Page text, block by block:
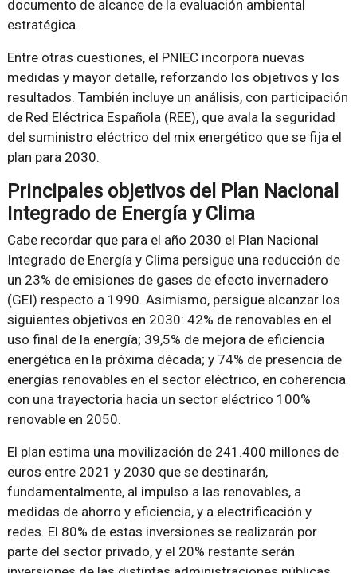
documento de alcance de la evaluación ambiental
estratégica.
Entre otras cuestiones, el PNIEC incorpora nuevas
medidas y mayor detalle, reforzando los objetivos y los
resultados. También incluye un análisis, con participación
de Red Eléctrica Española (REE), que avala la seguridad
del suministro eléctrico del mix energético que se fija el
plan para 2030.
Principales objetivos del Plan Nacional
Integrado de Energía y Clima
Cabe recordar que para el año 2030 el Plan Nacional
Integrado de Energía y Clima persigue una reducción de
un 23% de emisiones de gases de efecto invernadero
(GEI) respecto a 1990. Asimismo, persigue alcanzar los
siguientes objetivos en 2030: 42% de renovables en el
uso final de la energía; 39,5% de mejora de eficiencia
energética en la próxima década; y 74% de presencia de
energías renovables en el sector eléctrico, en coherencia
con una trayectoria hacia un sector eléctrico 100%
renovable en 2050.
El plan estima una movilización de 241.400 millones de
euros entre 2021 y 2030 que se destinarán,
fundamentalmente, al impulso a las renovables, a
medidas de ahorro y eficiencia, y a electrificación y
redes. El 80% de estas inversiones se realizarán por
parte del sector privado, y el 20% restante serán